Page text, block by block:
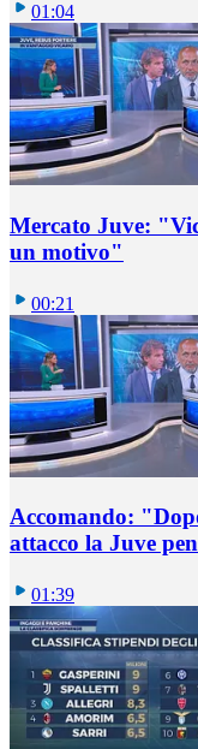
01:04
Mercato Juve:
un motivo"
00:21
Accomando:
attacco la Juve
01:39